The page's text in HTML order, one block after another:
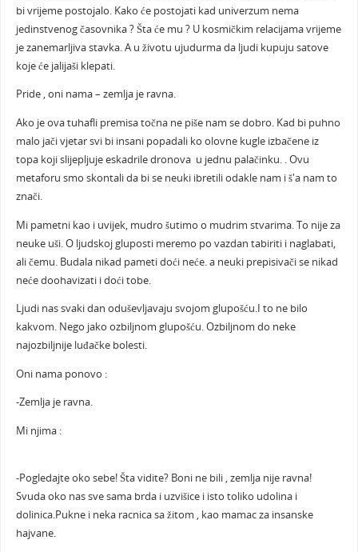
bi vrijeme postojalo. Kako će postojati kad univerzum nema
jedinstvenog časovnika ? Šta će mu ? U kosmičkim relacijama vrijeme
je zanemarljiva stavka. A u životu ujudurma da ljudi kupuju satove
koje će jalijaši klepati.
Pride , oni nama – zemlja je ravna.
Ako je ova tuhafli premisa točna ne piše nam se dobro. Kad bi puhno
malo jači vjetar svi bi insani popadali ko olovne kugle izbačene iz
topa koji slijepljuje eskadrile dronova u jednu palačinku. . Ovu
metaforu smo skontali da bi se neuki ibretili odakle nam i š'a nam to
znači.
Mi pametni kao i uvijek, mudro šutimo o mudrim stvarima. To nije za
neuke uši. O ljudskoj gluposti meremo po vazdan tabiriti i naglabati,
ali čemu. Budala nikad pameti doći neće. a neuki prepisivači se nikad
neće doohavizati i doći tobe.
Ljudi nas svaki dan oduševljavaju svojom glupošću.I to ne bilo
kakvom. Nego jako ozbiljnom glupošću. Ozbiljnom do neke
najozbiljnije luđačke bolesti.
Oni nama ponovo :
-Zemlja je ravna.
Mi njima :
-Pogledajte oko sebe! Šta vidite? Boni ne bili , zemlja nije ravna!
Svuda oko nas sve sama brda i uzvišice i isto toliko udolina i
dolinica.Pukne i neka racnica sa žitom , kao mamac za insanske
hajvane.